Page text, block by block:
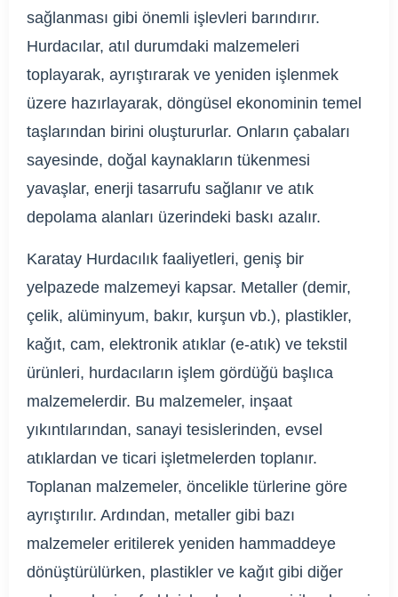
sağlanması gibi önemli işlevleri barındırır.
Hurdacılar, atıl durumdaki malzemeleri
toplayarak, ayrıştırarak ve yeniden işlenmek
üzere hazırlayarak, döngüsel ekonominin temel
taşlarından birini oluştururlar. Onların çabaları
sayesinde, doğal kaynakların tükenmesi
yavaşlar, enerji tasarrufu sağlanır ve atık
depolama alanları üzerindeki baskı azalır.
Karatay Hurdacılık faaliyetleri, geniş bir
yelpazede malzemeyi kapsar. Metaller (demir,
çelik, alüminyum, bakır, kurşun vb.), plastikler,
kağıt, cam, elektronik atıklar (e-atık) ve tekstil
ürünleri, hurdacıların işlem gördüğü başlıca
malzemelerdir. Bu malzemeler, inşaat
yıkıntılarından, sanayi tesislerinden, evsel
atıklardan ve ticari işletmelerden toplanır.
Toplanan malzemeler, öncelikle türlerine göre
ayrıştırılır. Ardından, metaller gibi bazı
malzemeler eritilerek yeniden hammaddeye
dönüştürülürken, plastikler ve kağıt gibi diğer